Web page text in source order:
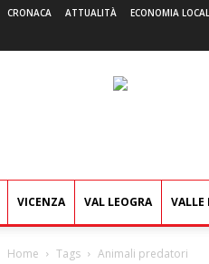
CRONACA ATTUALITÀ ECONOMIA
VICENZA VAL LEOGRA VALLE
Home Tags Animali predatori